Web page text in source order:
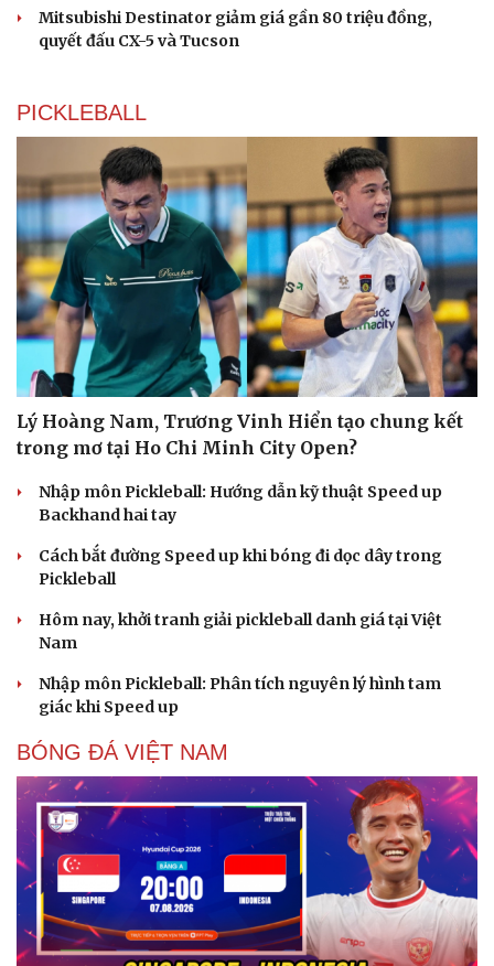
Mitsubishi Destinator giảm giá gần 80 triệu đồng,
quyết đấu CX-5 và Tucson
PICKLEBALL
Lý Hoàng Nam, Trương Vinh Hiển tạo chung kết
trong mơ tại Ho Chi Minh City Open?
Nhập môn Pickleball: Hướng dẫn kỹ thuật Speed up
Backhand hai tay
Cách bắt đường Speed up khi bóng đi dọc dây trong
Pickleball
Hôm nay, khởi tranh giải pickleball danh giá tại Việt
Nam
Nhập môn Pickleball: Phân tích nguyên lý hình tam
giác khi Speed up
BÓNG ĐÁ VIỆT NAM